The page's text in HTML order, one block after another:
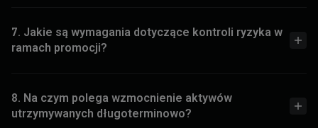
7. Jakie są wymagania dotyczące kontroli ryzyka w
ramach promocji?
8. Na czym polega wzmocnienie aktywów
utrzymywanych długoterminowo?